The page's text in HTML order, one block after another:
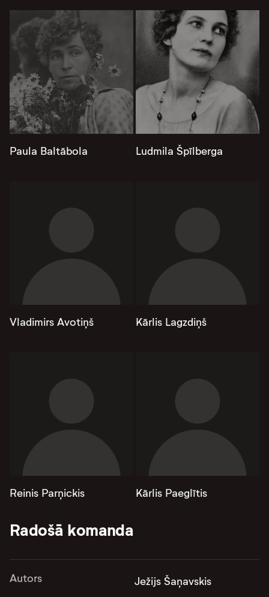
Paula Baltābola Ludmila Špīlberga
Vladimirs Avotiņš Kārlis Lagzdiņš
Reinis Parņickis Kārlis Paeglītis
Radošā komanda
Autors Ježijs Šaņavskis